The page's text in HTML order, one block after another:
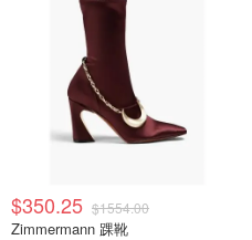
$350.25 $1554.00
Zimmermann 踝靴